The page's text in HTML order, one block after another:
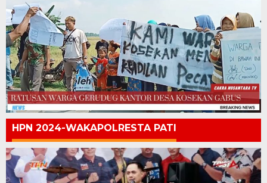
HPN 2024-WAKAPOLRESTA PATI